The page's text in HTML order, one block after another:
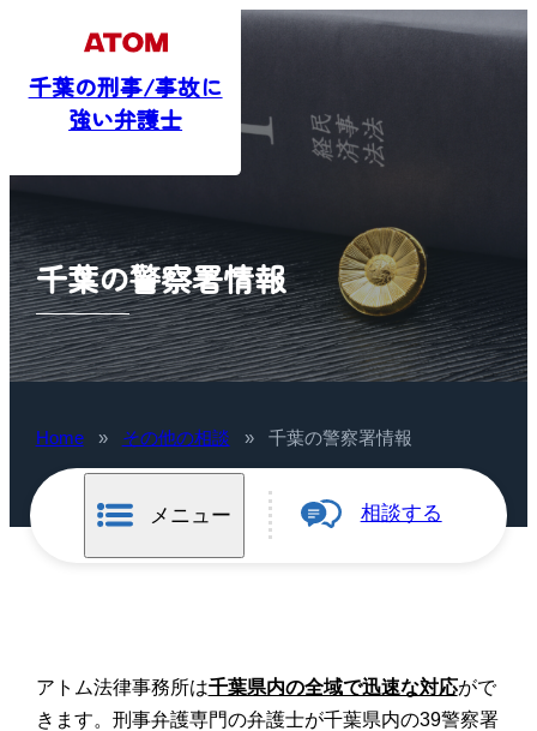
千葉の刑事/事故に
千葉の警察署情報
Home » その他の相談 » 千葉の警察署情報
メニュー 相談する
アトム法律事務所は千葉県内の全域で迅速な対応がで
きます。刑事弁護専門の弁護士が千葉県内の39警察署